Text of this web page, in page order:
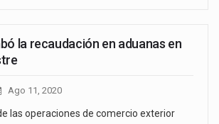
la recaudación en aduanas en
Ago 11, 2020
las operaciones de comercio exterior